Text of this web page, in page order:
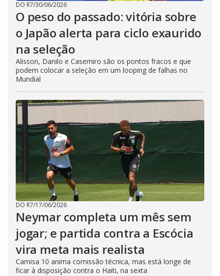
DO R7/30/06/2026
O peso do passado: vitória sobre
o Japão alerta para ciclo exaurido
na seleção
Alisson, Danilo e Casemiro são os pontos fracos e que
podem colocar a seleção em um looping de falhas no
Mundial
DO R7/17/06/2026
Neymar completa um mês sem
jogar; e partida contra a Escócia
vira meta mais realista
Camisa 10 anima comissão técnica, mas está longe de
ficar à disposição contra o Haiti, na sexta